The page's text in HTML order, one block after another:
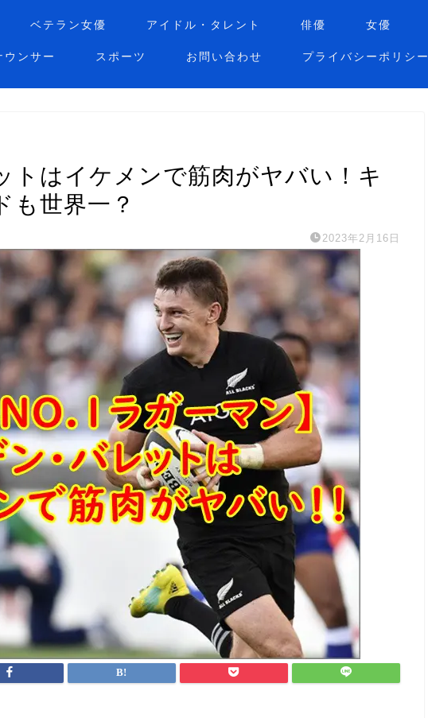
ベテラン女優 アイドル・タレント 俳優 女優
ウンサー スポーツ お問い合わせ プライバシーポリシー
トはイケメンで筋肉がヤバい！キ
も世界一？
2023年2月16日